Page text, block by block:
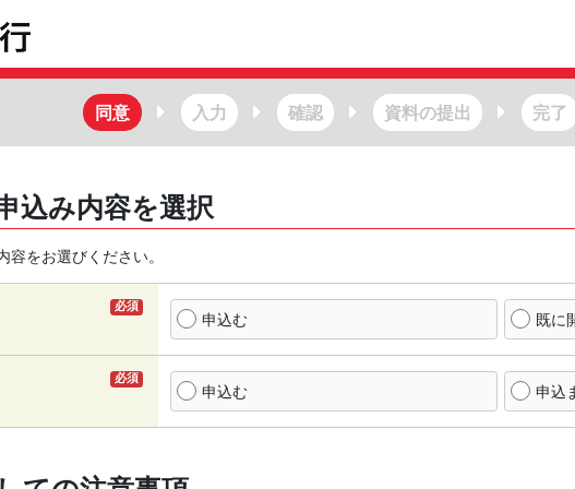
同意 入力 確認 資料の提出 完了
込み内容を選択
をお選びください。
必須
申込む 既に
必須
申込む 申込